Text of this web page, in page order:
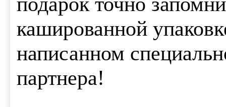
кашированной
написанном
партнера!